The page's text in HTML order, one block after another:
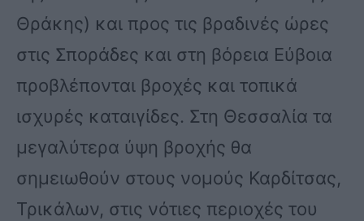
Θράκης) και προς τις βραδινές ώρες
στις Σποράδες και στη βόρεια Εύβοια
προβλέπονται βροχές και τοπικά
ισχυρές καταιγίδες. Στη Θεσσαλία τα
μεγαλύτερα ύψη βροχής θα
σημειωθούν στους νομούς Καρδίτσας,
Τρικάλων, στις νότιες περιοχές του